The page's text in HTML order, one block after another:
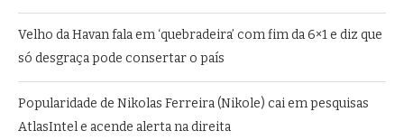
Velho da Havan fala em ‘quebradeira’ com fim da 6×1 e diz que
só desgraça pode consertar o país
Popularidade de Nikolas Ferreira (Nikole) cai em pesquisas
AtlasIntel e acende alerta na direita